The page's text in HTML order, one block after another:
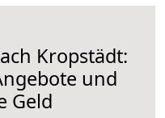
Kropstädt:
und
Geld